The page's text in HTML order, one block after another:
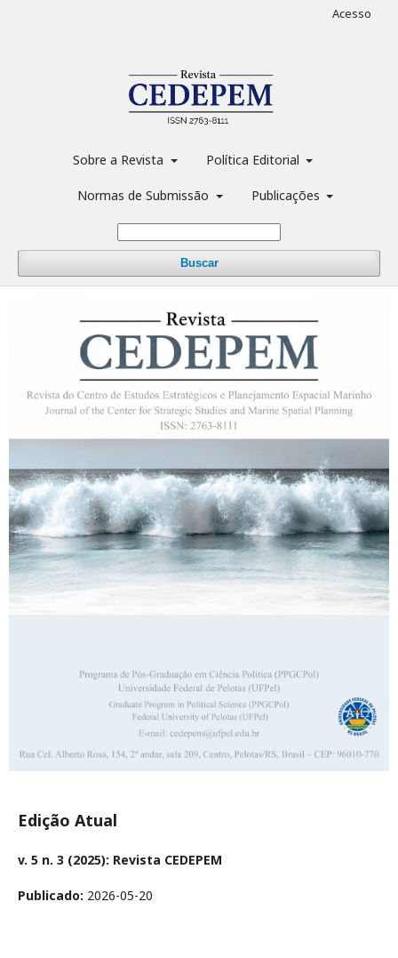
Sobre a Revista Política Editorial
Normas de Submissão Publicações
Buscar
Acesso
Edição Atual
v. 5 n. 3 (2025): Revista CEDEPEM
Publicado: 2026-05-20